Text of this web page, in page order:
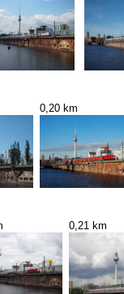
0,20 km
0,21 km